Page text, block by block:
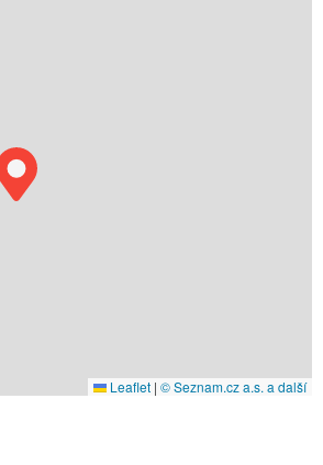
Leaflet | © Seznam.cz a.s. a další